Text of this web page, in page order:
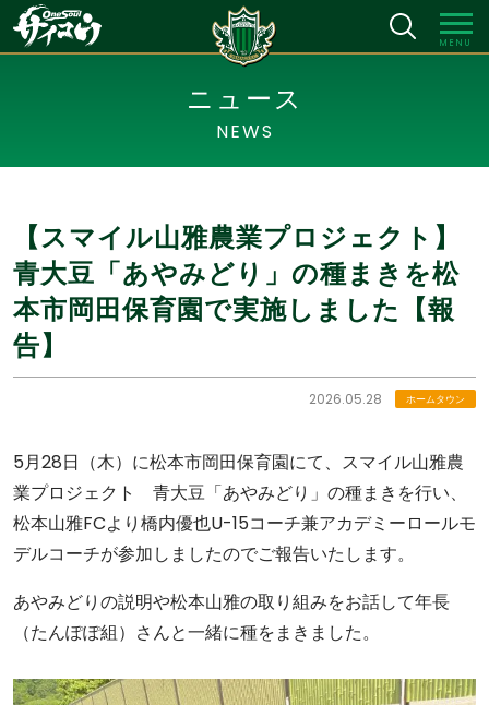
MENU
ニュース
NEWS
【スマイル山雅農業プロジェクト】
青大豆「あやみどり」の種まきを松
本市岡田保育園で実施しました【報
告】
2026.05.28 ホームタウン
5月28日（木）に松本市岡田保育園にて、スマイル山雅農
業プロジェクト 青大豆「あやみどり」の種まきを行い、
松本山雅FCより橋内優也U-15コーチ兼アカデミーロールモ
デルコーチが参加しましたのでご報告いたします。
あやみどりの説明や松本山雅の取り組みをお話して年長
（たんぽぽ組）さんと一緒に種をまきました。